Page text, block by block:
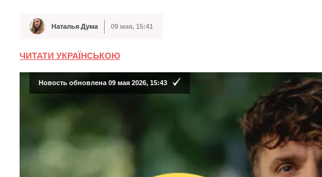
Автор Наталья Дума
Дата публикации 09 мая, 15:41
ЧИТАТИ УКРАЇНСЬКОЮ
Новость обновлена 09 мая 2026, 15:43